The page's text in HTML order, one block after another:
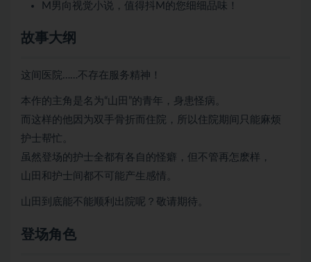
M男向视觉小说，值得抖M的您细细品味！
故事大纲
这间医院……不存在服务精神！
本作的主角是名为“山田”的青年，身患怪病。
而这样的他因为双手骨折而住院，所以住院期间只能麻烦
护士帮忙。
虽然登场的护士全都有各自的怪癖，但不管再怎麽样，
山田和护士间都不可能产生感情。
山田到底能不能顺利出院呢？敬请期待。
登场角色